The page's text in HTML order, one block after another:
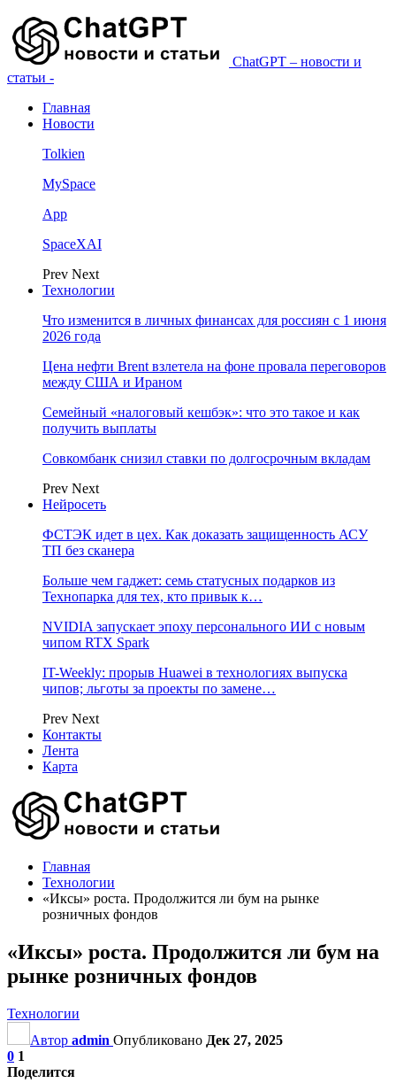
ChatGPT – новости и
статьи -
Главная
Новости
Tolkien
MySpace
App
SpaceXAI
Prev Next
Технологии
Что изменится в личных финансах для россиян с 1 июня
2026 года
Цена нефти Brent взлетела на фоне провала переговоров
между США и Ираном
Семейный «налоговый кешбэк»: что это такое и как
получить выплаты
Совкомбанк снизил ставки по долгосрочным вкладам
Prev Next
Нейросеть
ФСТЭК идет в цех. Как доказать защищенность АСУ
ТП без сканера
Больше чем гаджет: семь статусных подарков из
Технопарка для тех, кто привык к…
NVIDIA запускает эпоху персонального ИИ с новым
чипом RTX Spark
IT-Weekly: прорыв Huawei в технологиях выпуска
чипов; льготы за проекты по замене…
Prev Next
Контакты
Лента
Карта
Главная
Технологии
«Иксы» роста. Продолжится ли бум на рынке
розничных фондов
«Иксы» роста. Продолжится ли бум на
рынке розничных фондов
Технологии
Автор admin Опубликовано Дек 27, 2025
0 1
Поделится